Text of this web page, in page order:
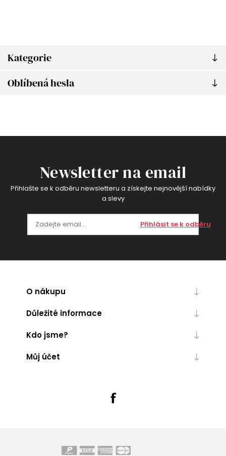
Kategorie
Oblíbená hesla
Newsletter na email
Přihlašte se k odběru newsletteru a získejte nejnovější nabídky
a slevy
Přihlásit se k odběru
O nákupu
Důležité informace
Kdo jsme?
Můj účet